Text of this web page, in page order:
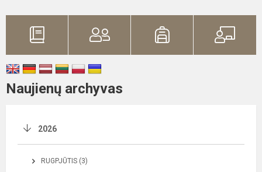
Naujienų archyvas
2026
RUGPJŪTIS (3)